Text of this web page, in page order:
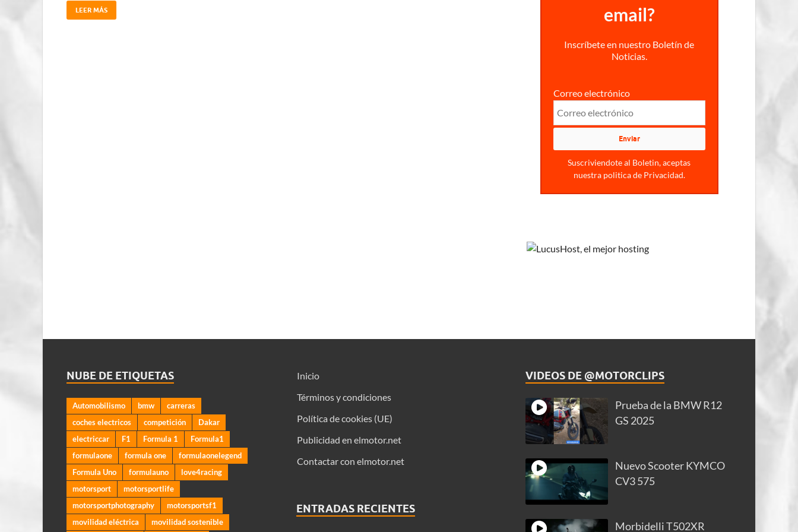
LEER MÁS email?
Inscríbete en nuestro Boletín de
Noticias.
Correo electrónico
Suscriviendote al Boletin, aceptas
nuestra politica de Privacidad.
NUBE DE ETIQUETAS
Automobilismo bmw
carreras
coches electricos
competición
Dakar
electriccar
F1 Formula 1
Formula1
formulaone
formula one
formulaonelegend
Formula Uno
formulauno
love4racing
motorsport
motorsportlife
motorsportphotography
motorsportsf1
movilidad eléctrica
movilidad sostenible
Inicio
Términos y condiciones
Política de cookies (UE)
Publicidad en elmotor.net
Contactar con elmotor.net
ENTRADAS RECIENTES
VIDEOS DE @MOTORCLIPS
Prueba de la BMW R12
GS 2025
Nuevo Scooter KYMCO
CV3 575
Morbidelli T502XR